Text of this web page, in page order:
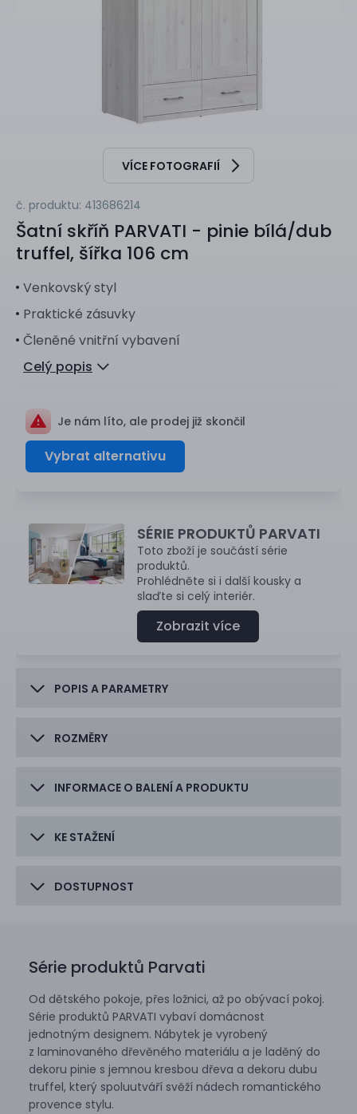
VÍCE FOTOGRAFIÍ
č. produktu: 413686214
Šatní skříň PARVATI - pinie bílá/dub
truffel, šířka 106 cm
Venkovský styl
Praktické zásuvky
Členěné vnitřní vybavení
Celý popis
Je nám líto, ale prodej již skončil
Vybrat alternativu
SÉRIE PRODUKTŮ PARVATI
Toto zboží je součástí série
produktů.
Prohlédněte si i další kousky a
slaďte si celý interiér.
Zobrazit více
POPIS A PARAMETRY
ROZMĚRY
INFORMACE O BALENÍ A PRODUKTU
KE STAŽENÍ
DOSTUPNOST
Série produktů Parvati
Od dětského pokoje, přes ložnici, až po obývací pokoj.
Série produktů PARVATI vybaví domácnost
jednotným designem. Nábytek je vyrobený
z laminovaného dřevěného materiálu a je laděný do
dekoru pinie s jemnou kresbou dřeva a dekoru dubu
truffel, který spoluutváří svěží nádech romantického
provence stylu.